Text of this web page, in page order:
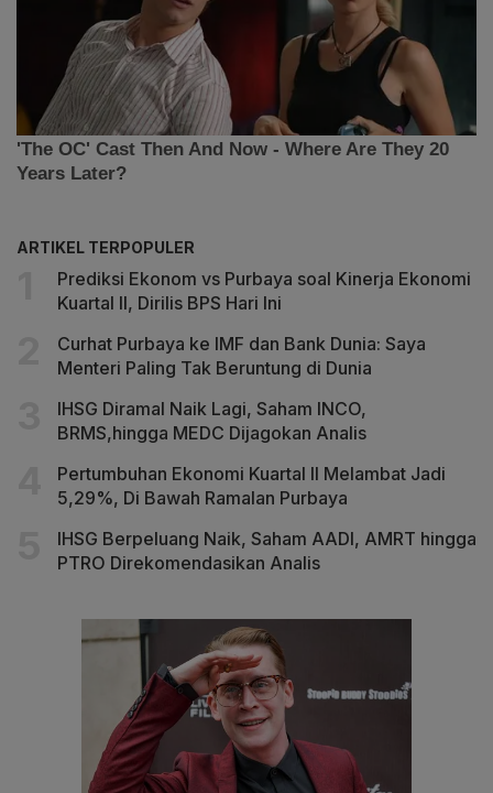
ARTIKEL TERPOPULER
Prediksi Ekonom vs Purbaya soal Kinerja Ekonomi
Kuartal II, Dirilis BPS Hari Ini
Curhat Purbaya ke IMF dan Bank Dunia: Saya
Menteri Paling Tak Beruntung di Dunia
IHSG Diramal Naik Lagi, Saham INCO,
BRMS,hingga MEDC Dijagokan Analis
Pertumbuhan Ekonomi Kuartal II Melambat Jadi
5,29%, Di Bawah Ramalan Purbaya
IHSG Berpeluang Naik, Saham AADI, AMRT hingga
PTRO Direkomendasikan Analis